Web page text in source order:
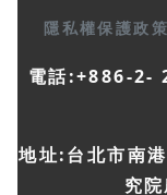
隱私權保護政
電話:+886-2-
地址:台北市南
究